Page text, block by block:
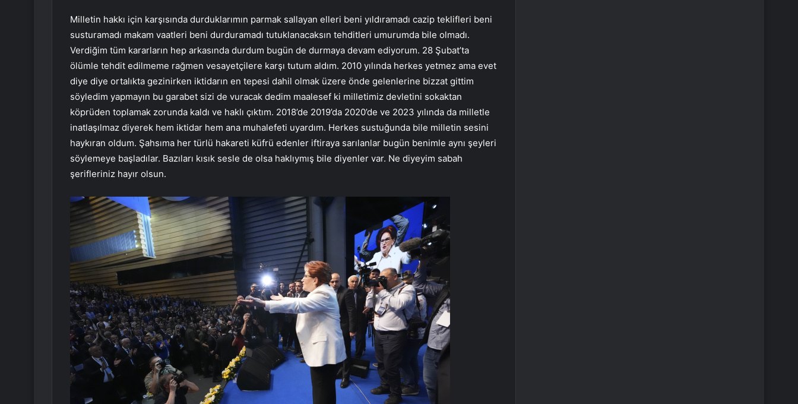
Milletin hakkı için karşısında durduklarımın parmak sallayan elleri beni yıldıramadı cazip teklifleri beni
susturamadı makam vaatleri beni durduramadı tutuklanacaksın tehditleri umurumda bile olmadı.
Verdiğim tüm kararların hep arkasında durdum bugün de durmaya devam ediyorum. 28 Şubat’ta
ölümle tehdit edilmeme rağmen vesayetçilere karşı tutum aldım. 2010 yılında herkes yetmez ama evet
diye diye ortalıkta gezinirken iktidarın en tepesi dahil olmak üzere önde gelenlerine bizzat gittim
söyledim yapmayın bu garabet sizi de vuracak dedim maalesef ki milletimiz devletini sokaktan
köprüden toplamak zorunda kaldı ve haklı çıktım. 2018’de 2019’da 2020’de ve 2023 yılında da milletle
inatlaşılmaz diyerek hem iktidar hem ana muhalefeti uyardım. Herkes sustuğunda bile milletin sesini
haykıran oldum. Şahsıma her türlü hakareti küfrü edenler iftiraya sarılanlar bugün benimle aynı şeyleri
söylemeye başladılar. Bazıları kısık sesle de olsa haklıymış bile diyenler var. Ne diyeyim sabah
şerifleriniz hayır olsun.